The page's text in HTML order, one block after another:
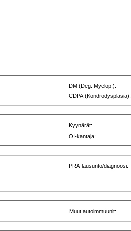
DM (Deg. Myelop.):
CDPA (Kondrodysplasia):
Kyynärät:
OI-kantaja:
PRA-lausunto/diagnoosi:
Muut autoimmuunit: